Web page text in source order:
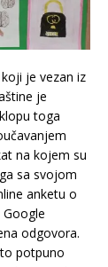
je vezan iz
je
toga
na kojem su
sa svojom
anketu o
odgovora.
potpuno